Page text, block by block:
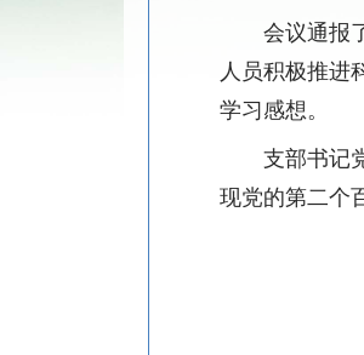
会议通报
人员积极推进
学习感想。
支部书记
现党的第二个